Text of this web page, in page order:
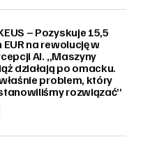
– Pozyskuje 15,5
EUR na rewolucję w
AI. „Maszyny
działają po omacku.
problem, który
rozwiązać”